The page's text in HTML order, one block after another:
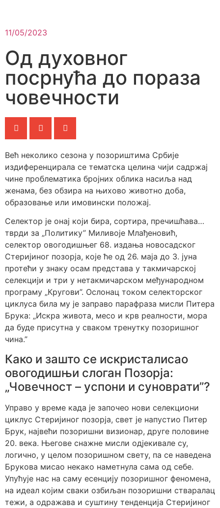
11/05/2023
Од духовног
посрнућа до пораза
човечности
Већ неколико сезона у позориштима Србије
издиференцирала се тематска целина чији садржај
чине проблематика бројних облика насиља над
женама, без обзира на њихово животно доба,
образовање или имовински положај.
Селектор је онај који бира, сортира, пречишћава…
тврди за „Политику” Миливоје Млађеновић,
селектор овогодишњег 68. издања новосадског
Стеријиног позорја, које ће од 26. маја до 3. јуна
протећи у знаку осам представа у такмичарској
селекцији и три у нетакмичарском међународном
програму „Кругови”. Ослонац током селекторског
циклуса била му је заправо парафраза мисли Питера
Брука: „Искра живота, месо и крв реалности, мора
да буде присутна у сваком тренутку позоришног
чина.”
Како и зашто се искристалисао
овогодишњи слоган Позорја:
„Човечност – успони и суноврати”?
Управо у време када је започео нови селекциони
циклус Стеријиног позорја, свет је напустио Питер
Брук, највећи позоришни визионар, друге половине
20. века. Његове снажне мисли одјекивале су,
логично, у целом позоришном свету, па се наведена
Брукова мисао некако наметнула сама од себе.
Упућује нас на саму есенцију позоришног феномена,
на идеал којим сваки озбиљан позоришни стваралац
тежи, а одражава и суштину тенденција Стеријиног